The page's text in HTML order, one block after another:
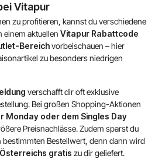
Vitapur
zu profitieren, kannst du verschiedene
einem aktuellen Vitapur Rabattcode
Bereichvorbeischauen – hier
zu besonders niedrigen
verschafft dir oft exklusive
Bei großen Shopping-Aktionen
Monday oder dem Singles Day
Preisnachlässe. Zudem sparst du
bestimmten Bestellwert, denn dann wird
gratis zu dir geliefert.